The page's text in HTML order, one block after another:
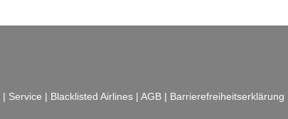
| Service | Blacklisted Airlines |AGB | Barrierefreiheitserklärung